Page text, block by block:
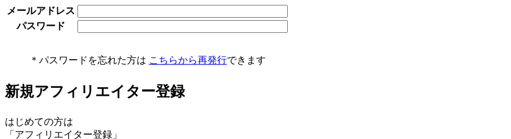
メールアドレス
パスワード
＊パスワードを忘れた方は こちらから再発行できます
新規アフィリエイター登録
はじめての方は
「アフィリエイター登録」